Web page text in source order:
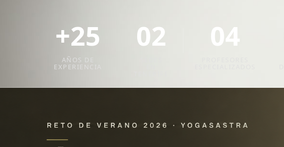
+25
AÑOS DE
EXPERIENCIA
02 04